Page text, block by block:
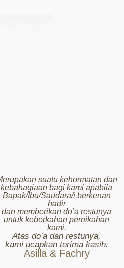
Merupakan suatu kehormatan dan
kebahagiaan bagi kami apabila
Bapak/Ibu/Saudara/i berkenan
hadir
dan memberikan do’a restunya
untuk keberkahan pernikahan
kami.